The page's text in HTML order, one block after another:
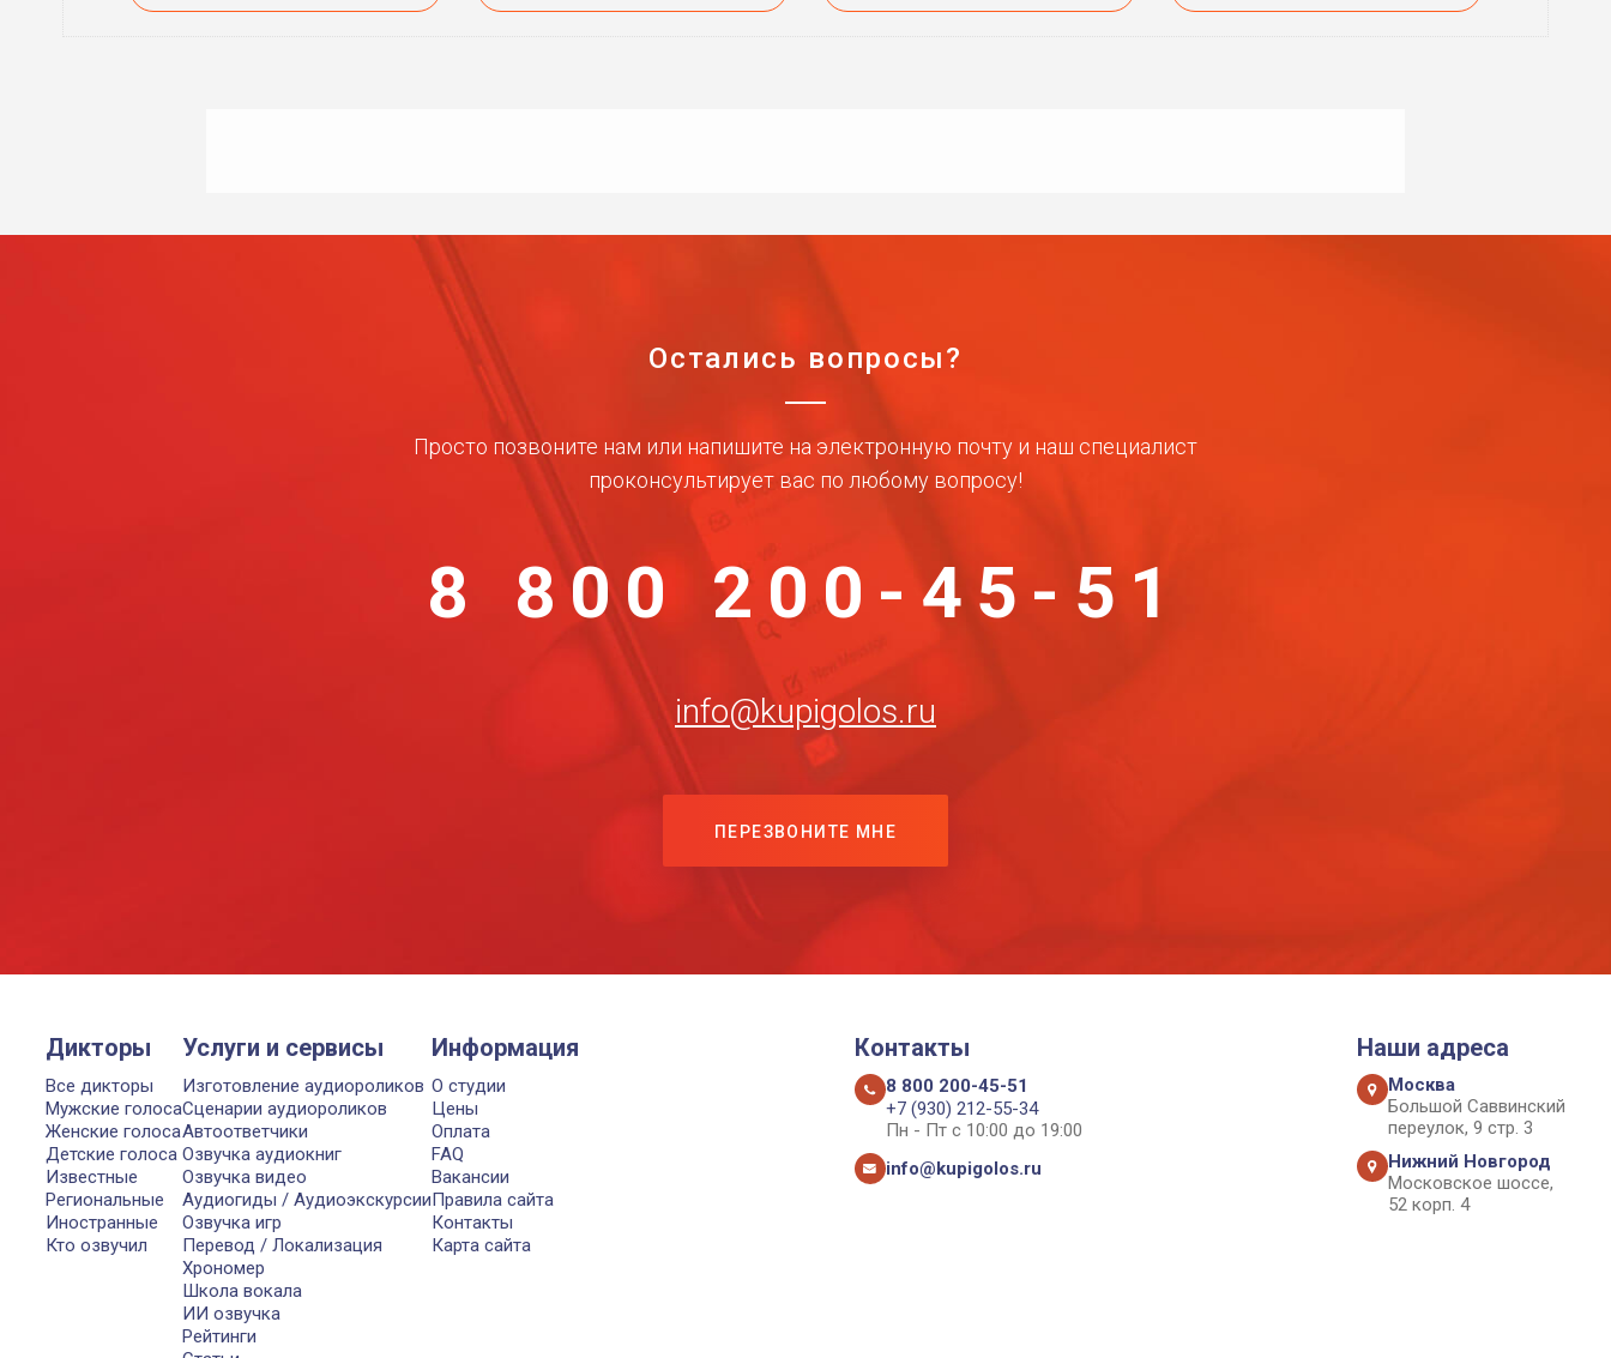
Остались вопросы?
Просто позвоните нам или напишите на электронную почту и наш специалист
проконсультирует вас по любому вопросу!
8 800 200-45-51
info@kupigolos.ru
ПЕРЕЗВОНИТЕ МНЕ
Дикторы
Все дикторы
Мужские голоса
Женские голоса
Детские голоса
Известные
Региональные
Иностранные
Кто озвучил
Услуги и сервисы
Изготовление аудиороликов
Сценарии аудиороликов
Автоответчики
Озвучка аудиокниг
Озвучка видео
Аудиогиды / Аудиоэкскурсии
Озвучка игр
Перевод / Локализация
Хрономер
Школа вокала
ИИ озвучка
Рейтинги
Информация
О студии
Цены
Оплата
FAQ
Вакансии
Правила сайта
Контакты
Карта сайта
Контакты
8 800 200-45-51
+7 (930) 212-55-34
Пн - Пт с 10:00 до 19:00
info@kupigolos.ru
Наши адреса
Москва
Большой Саввинский
переулок, 9 стр. 3
Нижний Новгород
Московское шоссе,
52 корп. 4